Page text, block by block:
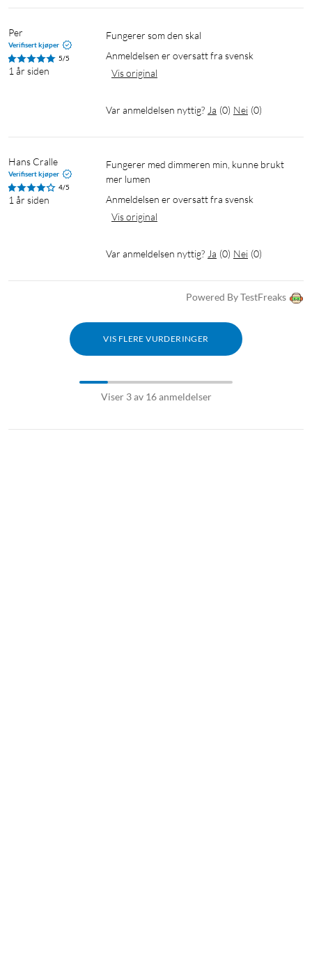
Per
Verifisert kjøper
5/5
1 år siden
Fungerer som den skal
Anmeldelsen er oversatt fra svensk
Vis original
Var anmeldelsen nyttig? Ja (0) Nei (0)
Hans Cralle
Verifisert kjøper
4/5
1 år siden
Fungerer med dimmeren min, kunne brukt
mer lumen
Anmeldelsen er oversatt fra svensk
Vis original
Var anmeldelsen nyttig? Ja (0) Nei (0)
Powered By TestFreaks
VIS FLERE VURDERINGER
Viser 3 av 16 anmeldelser